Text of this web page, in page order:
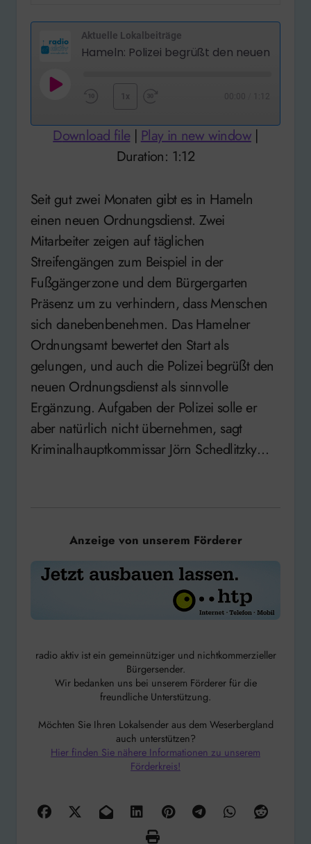
Aktuelle Lokalbeiträge
Play
10
Seconds
1x
Forward
1:12
Download file| Play in new window|
Duration: 1:12
Seit gut zwei Monaten gibt es in Hameln
einen neuen Ordnungsdienst. Zwei
Mitarbeiter zeigen auf täglichen
Streifengängen zum Beispiel in der
Fußgängerzone und dem Bürgergarten
Präsenz um zu verhindern, dass Menschen
sich danebenbenehmen. Das Hamelner
Ordnungsamt bewertet den Start als
gelungen, und auch die Polizei begrüßt den
neuen Ordnungsdienst als sinnvolle
Ergänzung. Aufgaben der Polizei solle er
aber natürlich nicht übernehmen, sagt
Kriminalhauptkommissar Jörn Schedlitzky…
Anzeige von unserem Förderer
radio aktiv ist ein gemeinnütziger und nichtkommerzieller
Bürgersender.
Wir bedanken uns bei unserem Förderer für die
freundliche Unterstützung.
Möchten Sie Ihren Lokalsender aus dem Weserbergland
auch unterstützen?
Hier finden Sie nähere Informationen zu unserem
Förderkreis!